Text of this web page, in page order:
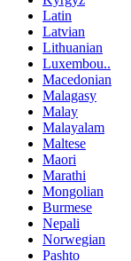
Latin
Latvian
Lithuanian
Luxembou..
Macedonian
Malagasy
Malay
Malayalam
Maltese
Maori
Marathi
Mongolian
Burmese
Nepali
Norwegian
Pashto